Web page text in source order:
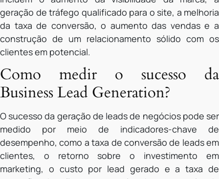
geração de tráfego qualificado para o site, a melhoria
da taxa de conversão, o aumento das vendas e a
construção de um relacionamento sólido com os
clientes em potencial.
Como medir o sucesso da
Business Lead Generation?
O sucesso da geração de leads de negócios pode ser
medido por meio de indicadores-chave de
desempenho, como a taxa de conversão de leads em
clientes, o retorno sobre o investimento em
marketing, o custo por lead gerado e a taxa de